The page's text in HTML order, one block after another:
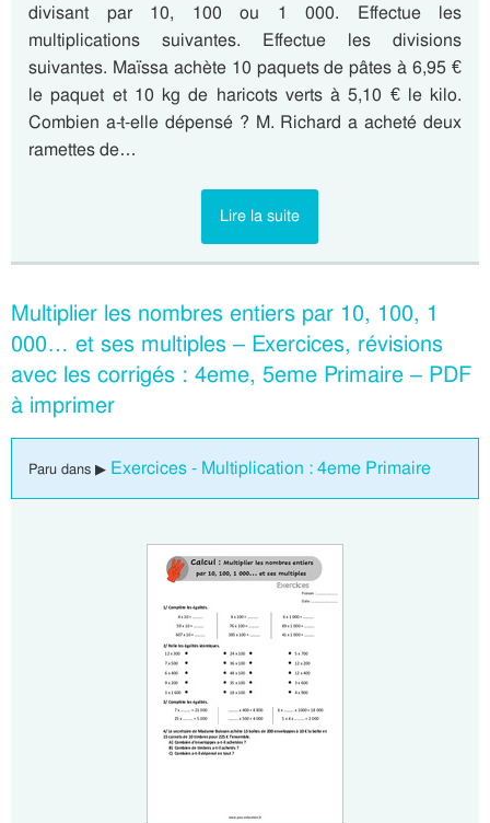
divisant par 10, 100 ou 1 000. Effectue les
multiplications suivantes. Effectue les divisions
suivantes. Maïssa achète 10 paquets de pâtes à 6,95 €
le paquet et 10 kg de haricots verts à 5,10 € le kilo.
Combien a-t-elle dépensé ? M. Richard a acheté deux
ramettes de…
Lire la suite
Multiplier les nombres entiers par 10, 100, 1
000… et ses multiples – Exercices, révisions
avec les corrigés : 4eme, 5eme Primaire – PDF
à imprimer
Paru dans ▶ Exercices - Multiplication : 4eme Primaire